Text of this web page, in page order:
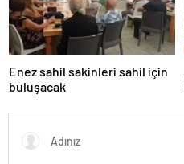
Enez sahil sakinleri sahil için
buluşacak